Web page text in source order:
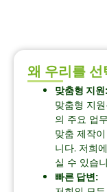
왜 우리를
맞춤형 지원:
맞춤형 지
의 주요 업
맞춤 제작
니다. 저희
실 수 있습
빠른 답변: